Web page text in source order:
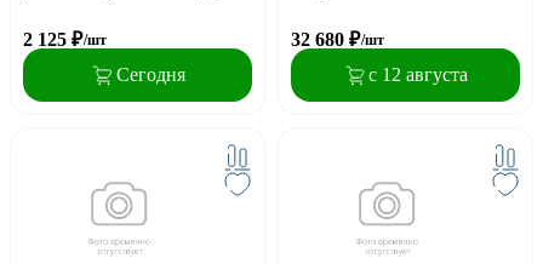
2 125 ₽/шт
Сегодня
32 680 ₽/шт
с 12 августа